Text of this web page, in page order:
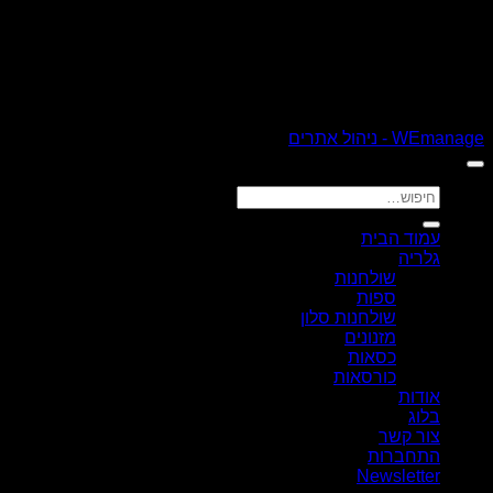
WEmanage - ניהול אתרים
חיפוש
עבור:
עמוד הבית
גלריה
שולחנות
ספות
שולחנות סלון
מזנונים
כסאות
כורסאות
אודות
בלוג
צור קשר
התחברות
Newsletter